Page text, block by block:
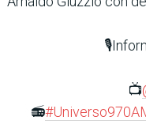
📺
📻